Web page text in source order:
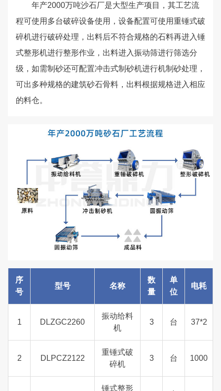
年产2000万吨沙石厂是大型生产项目，其工艺流
程可使用多台破碎设备使用，设备配置可使用重锤式破
碎机进行破碎处理，出料后不符合规格的石料再进入锤
式整形机进行整形作业，出料进入振动筛进行筛选分
级，如需制砂还可配置冲击式制砂机进行机制砂处理，
可出多种规格的建筑砂石骨料，出料根据规格进入相应
的料仓。
序
号
型号 名称
数
量
单
位
电耗
1 DLZGC2260
振动给料
机
3 台 37*2
2 DLPCZ2122
重锤式破
碎机
3 台 1000
锤式整形